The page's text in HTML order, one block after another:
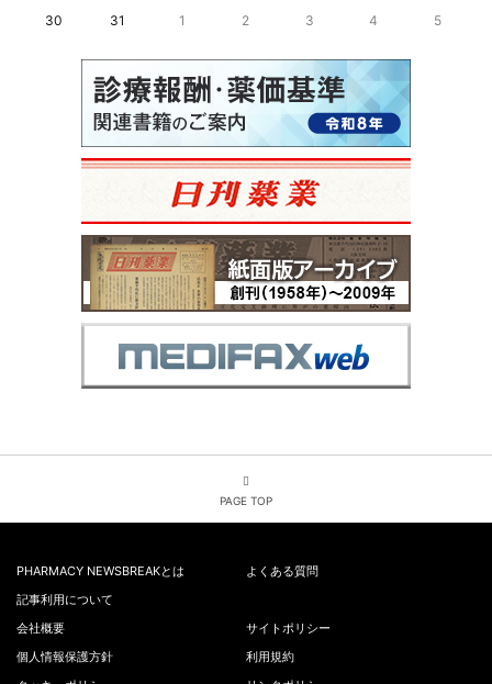
30
31 1 2 3 4 5
PAGE TOP
PHARMACY NEWSBREAKとは
よくある質問
記事利用について
会社概要
サイトポリシー
個人情報保護方針
利用規約